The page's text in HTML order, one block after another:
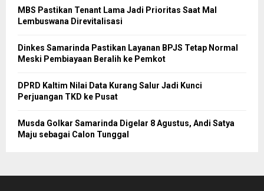
MBS Pastikan Tenant Lama Jadi Prioritas Saat Mal
Lembuswana Direvitalisasi
Dinkes Samarinda Pastikan Layanan BPJS Tetap Normal
Meski Pembiayaan Beralih ke Pemkot
DPRD Kaltim Nilai Data Kurang Salur Jadi Kunci
Perjuangan TKD ke Pusat
Musda Golkar Samarinda Digelar 8 Agustus, Andi Satya
Maju sebagai Calon Tunggal